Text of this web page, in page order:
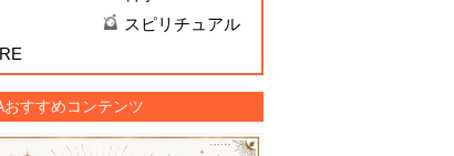
スピリチュアル
おすすめコンテンツ